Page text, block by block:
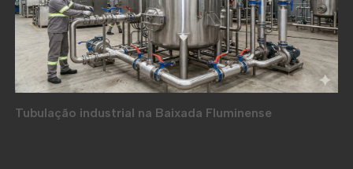
Tubulação industrial na Baixada Fluminense